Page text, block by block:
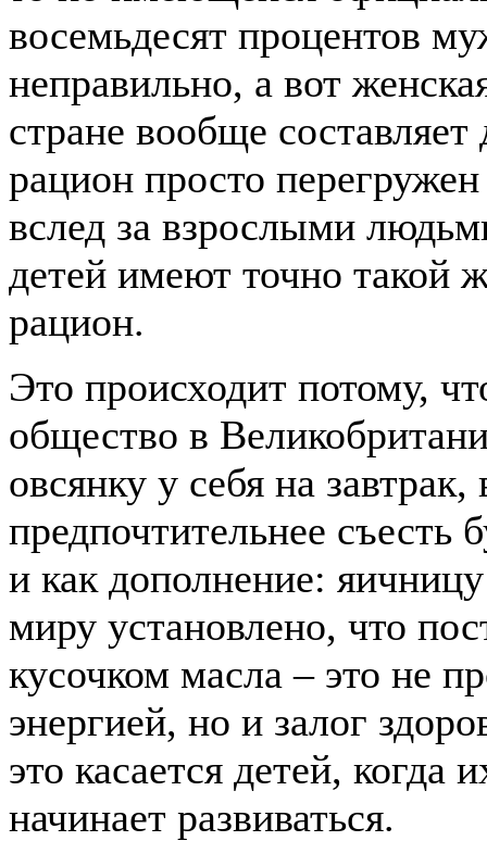
восемьдесят процентов
неправильно, а вот
стране вообще
рацион просто
вслед за взрослыми
детей имеют точно такой
рацион.
Это происходит потому,
общество в
овсянку у себя на
предпочтительнее
и как дополнение:
миру установлено, что
кусочком масла – это не
энергией, но и залог
это касается детей, когда
начинает развиваться.